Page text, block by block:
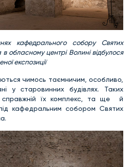
кафедрального собору Святих
в обласному центрі Волині відбулося
експозиції
чимось таємничим, особливо,
у старовинних будівлях. Таких
їх комплекс, та ще й
кафедральним собором Святих